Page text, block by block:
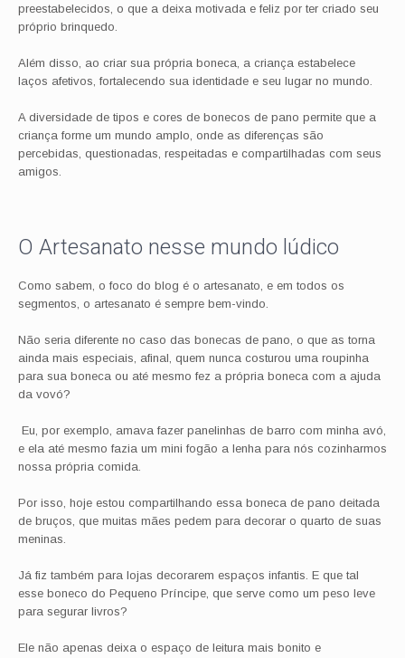
preestabelecidos, o que a deixa motivada e feliz por ter criado seu
próprio brinquedo.
Além disso, ao criar sua própria boneca, a criança estabelece
laços afetivos, fortalecendo sua identidade e seu lugar no mundo.
A diversidade de tipos e cores de bonecos de pano permite que a
criança forme um mundo amplo, onde as diferenças são
percebidas, questionadas, respeitadas e compartilhadas com seus
amigos.
O Artesanato nesse mundo lúdico
Como sabem, o foco do blog é o artesanato, e em todos os
segmentos, o artesanato é sempre bem-vindo.
Não seria diferente no caso das bonecas de pano, o que as torna
ainda mais especiais, afinal, quem nunca costurou uma roupinha
para sua boneca ou até mesmo fez a própria boneca com a ajuda
da vovó?
Eu, por exemplo, amava fazer panelinhas de barro com minha avó,
e ela até mesmo fazia um mini fogão a lenha para nós cozinharmos
nossa própria comida.
Por isso, hoje estou compartilhando essa boneca de pano deitada
de bruços, que muitas mães pedem para decorar o quarto de suas
meninas.
Já fiz também para lojas decorarem espaços infantis. E que tal
esse boneco do Pequeno Príncipe, que serve como um peso leve
para segurar livros?
Ele não apenas deixa o espaço de leitura mais bonito e